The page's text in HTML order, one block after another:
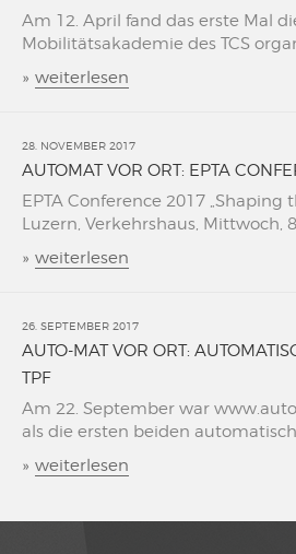
Am 12. April fand das erste Mal
Mobilitätsakademie des TCS
» weiterlesen
28. NOVEMBER 2017
AUTOMAT VOR ORT: EPTA
EPTA Conference 2017 „Shaping
Luzern, Verkehrshaus, Mittwoch,
» weiterlesen
26. SEPTEMBER 2017
AUTO-MAT VOR ORT:
TPF
Am 22. September war
als die ersten beiden
» weiterlesen